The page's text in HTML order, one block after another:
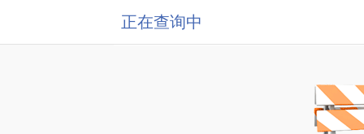
正在查询中